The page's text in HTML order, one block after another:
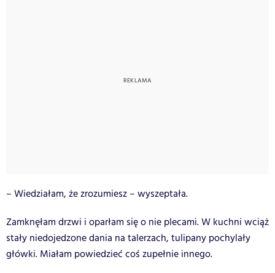
– Wiedziałam, że zrozumiesz – wyszeptała.
Zamknęłam drzwi i oparłam się o nie plecami. W kuchni wciąż
stały niedojedzone dania na talerzach, tulipany pochylały
główki. Miałam powiedzieć coś zupełnie innego.